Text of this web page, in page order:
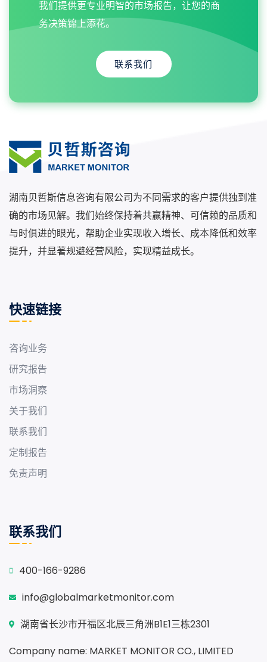
我们提供更专业明智的市场报告，让您的商
务决策锦上添花。
联系我们
湖南贝哲斯信息咨询有限公司为不同需求的客户提供独到准
确的市场见解。我们始终保持着共赢精神、可信赖的品质和
与时俱进的眼光，帮助企业实现收入增长、成本降低和效率
提升，并显著规避经营风险，实现精益成长。
快速链接
咨询业务
研究报告
市场洞察
关于我们
联系我们
定制报告
免责声明
联系我们
400-166-9286
info@globalmarketmonitor.com
湖南省长沙市开福区北辰三角洲B1E1三栋2301
Company name: MARKET MONITOR CO., LIMITED